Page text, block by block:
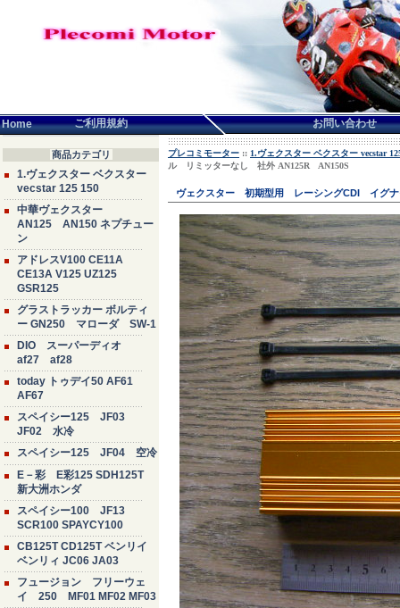
Home ご利用規約 お問い合わせ
商品カテゴリ
1.ヴェクスター ベクスター
vecstar 125 150
中華ヴェクスター
AN125 AN150 ネプチュー
ン
アドレスV100 CE11A
CE13A V125 UZ125
GSR125
グラストラッカー ボルティ
ー GN250 マローダ SW-1
DIO スーパーディオ
af27 af28
today トゥデイ50 AF61
AF67
スペイシー125 JF03
JF02 水冷
スペイシー125 JF04 空冷
E－彩 E彩125 SDH125T
新大洲ホンダ
スペイシー100 JF13
SCR100 SPAYCY100
CB125T CD125T ベンリイ
ベンリィ JC06 JA03
フュージョン フリーウェ
イ 250 MF01 MF02 MF03
プレコミモーター :: 1.ヴェクスター ベクスター vecstar
ル リミッターなし 社外 AN125R AN150S
ヴェクスター 初期型用 レーシングCDI イグ